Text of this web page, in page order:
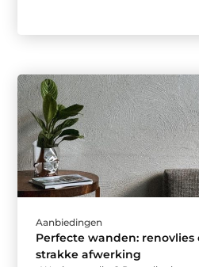
Aanbiedingen
Perfecte wanden: renovlies
strakke afwerking